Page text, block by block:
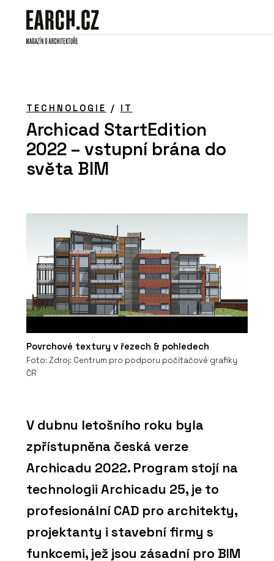
TECHNOLOGIE / IT
Archicad StartEdition
2022 – vstupní brána do
světa BIM
Povrchové textury v řezech & pohledech
Foto: Zdroj: Centrum pro podporu počítačové grafiky
ČR
V dubnu letošního roku byla
zpřístupněna česká verze
Archicadu 2022. Program stojí na
technologii Archicadu 25, je to
profesionální CAD pro architekty,
projektanty i stavební firmy s
funkcemi, jež jsou zásadní pro BIM